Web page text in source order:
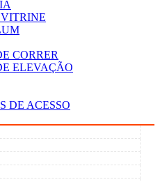
CORRER
ELEVAÇÃO
DE ACESSO